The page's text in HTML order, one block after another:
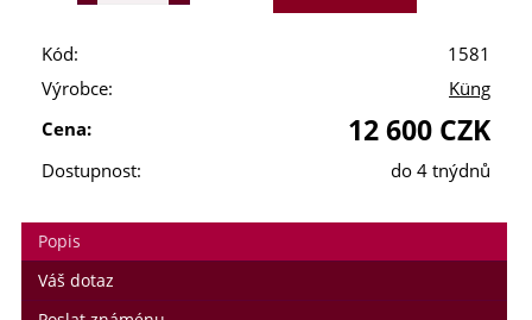
Kód:
1581
Výrobce:
Küng
Cena:
12 600 CZK
Dostupnost: do 4 tnýdnů
Popis
Váš dotaz